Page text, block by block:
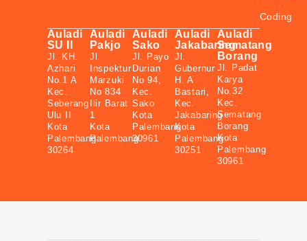
Coding
Auladi
SU II
Jl. KH.
Azhari
No.1 A
Kec.
Seberang
Ulu II
Kota
Palembang
30264
Auladi
Pakjo
Jl.
Inspektur
Marzuki
No 834
Ilir Barat
1
Kota
Palembang
Auladi
Sako
Jl. Payo
Durian
No 94,
Kec.
Sako
Kota
Palembang
30961
Auladi
Jakabaring
Jl.
Gubernur
H. A
Bastari,
Kec.
Jakabaring
Kota
Palembang
30251
Auladi
Sematang
Borang
Jl. Padat
Karya
No.32
Kec.
Sematang
Borang
Kota
Palembang
30961